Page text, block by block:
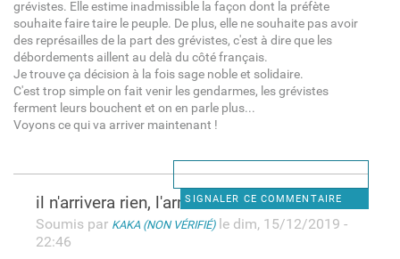
grévistes. Elle estime inadmissible la façon dont la préfète
souhaite faire taire le peuple. De plus, elle ne souhaite pas avoir
des représailles de la part des grévistes, c'est à dire que les
débordements aillent au delà du côté français.
Je trouve ça décision à la fois sage noble et solidaire.
C'est trop simple on fait venir les gendarmes, les grévistes
ferment leurs bouchent et on en parle plus...
Voyons ce qui va arriver maintenant !
SIGNALER CE COMMENTAIRE
il n'arrivera rien, l'armée
Soumis par KAKA (NON VÉRIFIÉ)le dim, 15/12/2019 -
22:46